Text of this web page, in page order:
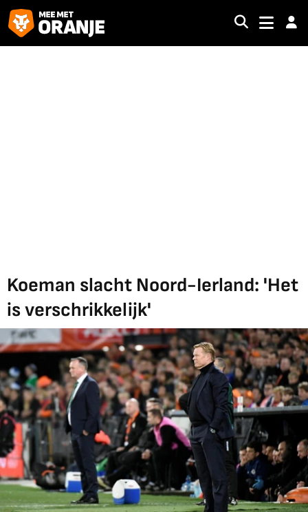
Koeman slacht Noord-Ierland: 'Het
is verschrikkelijk'